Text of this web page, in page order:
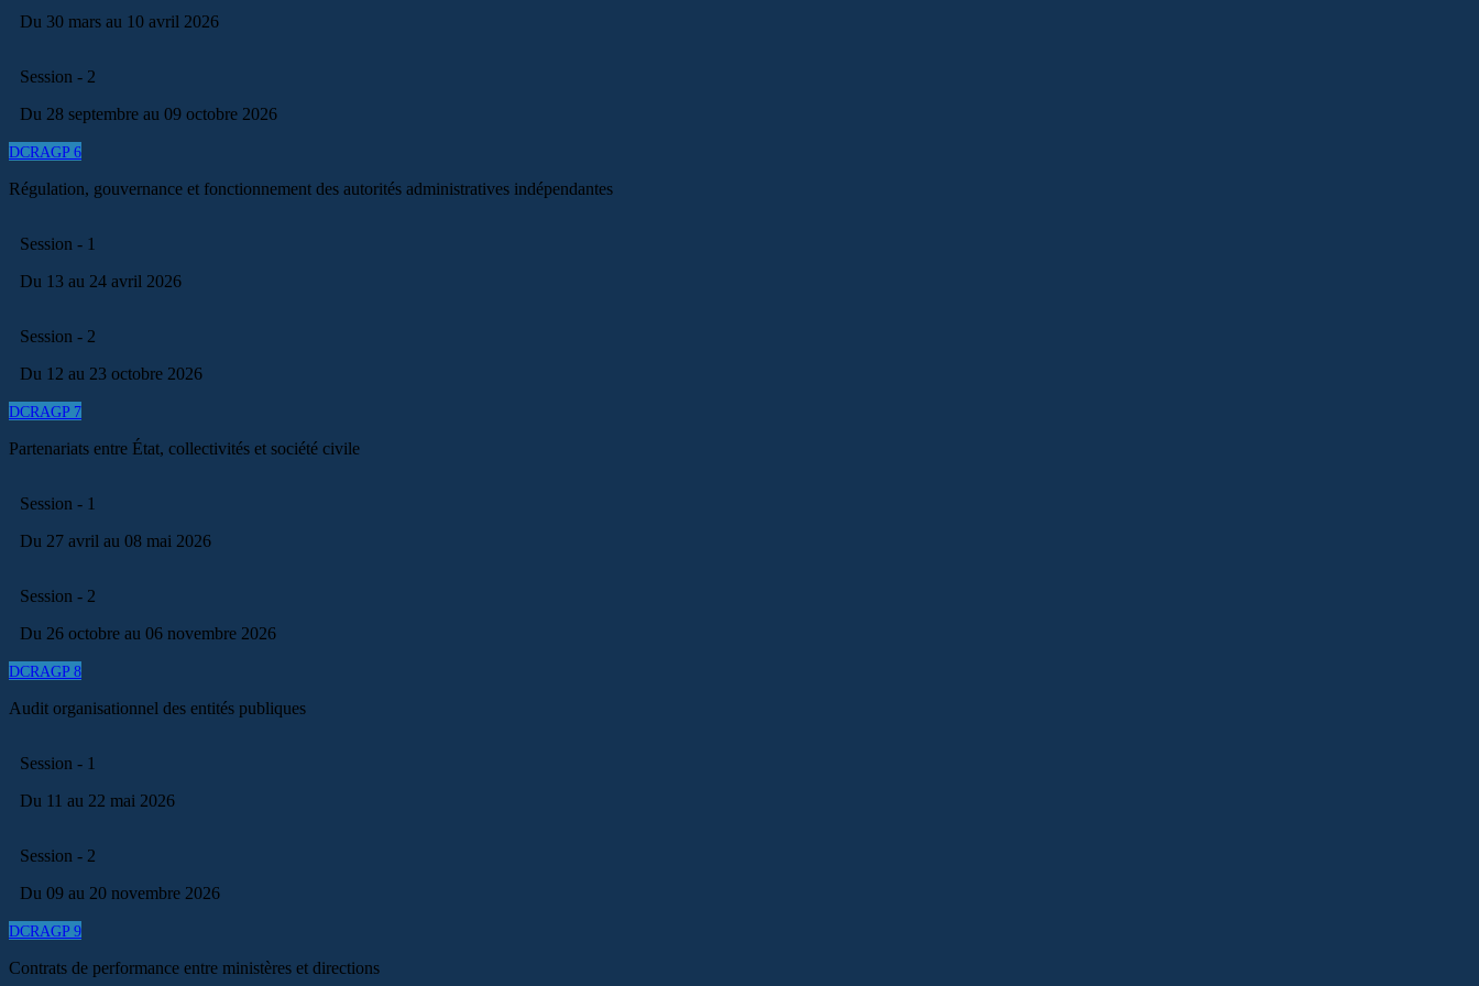
Du 30 mars au 10 avril 2026
Session - 2
Du 28 septembre au 09 octobre 2026
DCRAGP 6
Régulation, gouvernance et fonctionnement des autorités administratives indépendantes
Session - 1
Du 13 au 24 avril 2026
Session - 2
Du 12 au 23 octobre 2026
DCRAGP 7
Partenariats entre État, collectivités et société civile
Session - 1
Du 27 avril au 08 mai 2026
Session - 2
Du 26 octobre au 06 novembre 2026
DCRAGP 8
Audit organisationnel des entités publiques
Session - 1
Du 11 au 22 mai 2026
Session - 2
Du 09 au 20 novembre 2026
DCRAGP 9
Contrats de performance entre ministères et directions